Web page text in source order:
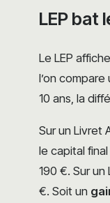
LEP bat
Le LEP
l’on
10 ans, la
Sur un Livret
le capital
190 €. Sur un
€. Soit un